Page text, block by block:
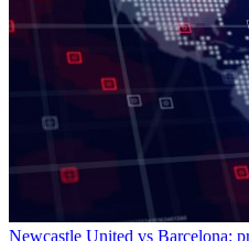
Newcastle United vs Barcelona: